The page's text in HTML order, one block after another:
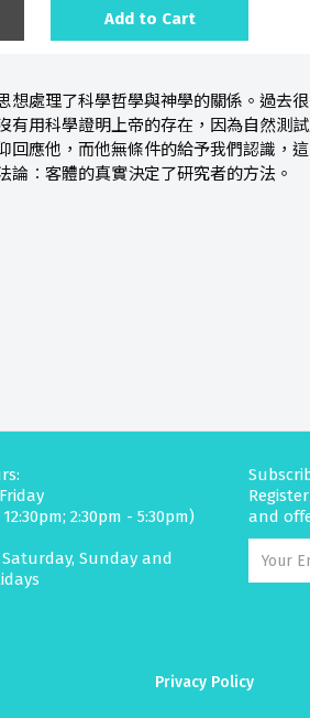
Add to Cart
想處理了科學哲學與神學的關係。過去
有用科學證明上帝的存在，因為自然測
回應他，而他無條件的給予我們認識，
論︰客體的真實決定了研究者的方法。
2:30pm - 5:30pm)
Sunday and
and
Privacy Policy